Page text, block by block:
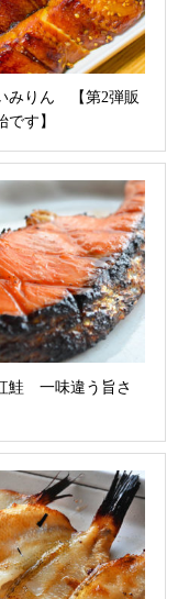
みりん 【第2弾販
です】
鮭 一味違う旨さ